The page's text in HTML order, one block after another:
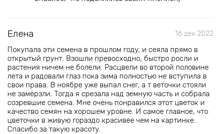
Елена 16 дек 2022
Покупала эти семена в прошлом году, и сеяла прямо в
открытый грунт. Взошли превосходно, быстро росли и
растения ничем не болели. Расцвели во второй половине
лета и радовали глаз пока зима полностью не вступила в
свои права. В ноябре уже выпал снег, а т веточки стояли
не замëрзли. Тогда я срезала над земную часть и собрала
созревшие семена. Мне очень понравился этот цветок и
качество семян на хорошем уровне. И самое главное, что
цветочки в живую гораздо красивее чем на картинке.
Спасибо за такую красоту.